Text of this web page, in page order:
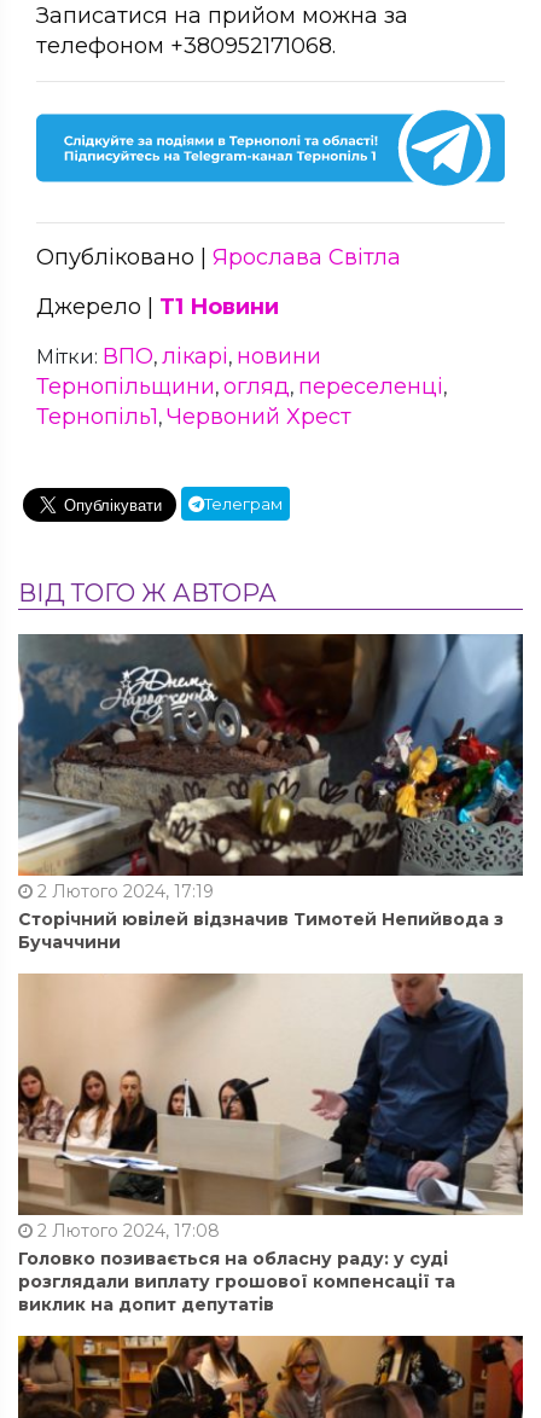
Записатися на прийом можна за
телефоном +380952171068.
Опубліковано | Ярослава Світла
Джерело | Т1 Новини
Мітки: ВПО, лікарі, новини
Тернопільщини, огляд, переселенці,
Тернопіль1, Червоний Хрест
Телеграм
ВІД ТОГО Ж АВТОРА
2 Лютого 2024, 17:19
Сторічний ювілей відзначив Тимотей Непийвода з
Бучаччини
2 Лютого 2024, 17:08
Головко позивається на обласну раду: у суді
розглядали виплату грошової компенсації та
виклик на допит депутатів